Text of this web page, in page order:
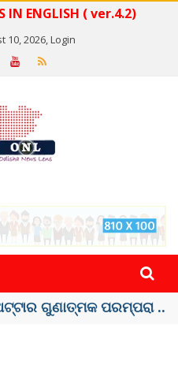
IN ENGLISH ( ver.4.2)
10, 2026,Login
ପ୍ରକଳ୍ପ ସଙ୍ଗମ ...